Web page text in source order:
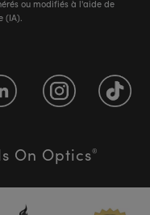
ou modifiés à l'aide de
(IA).
On Optics®